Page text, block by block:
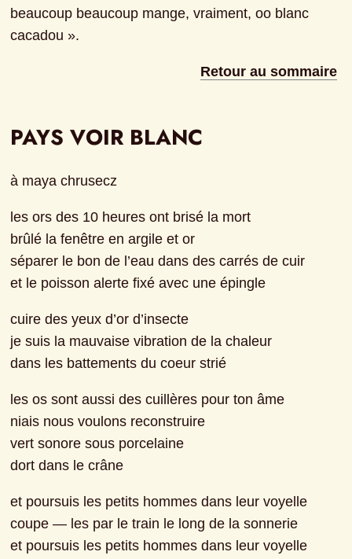
beaucoup beaucoup mange, vraiment, oo blanc
cacadou ».
Retour au sommaire
PAYS VOIR BLANC
à maya chrusecz
les ors des 10 heures ont brisé la mort
brûlé la fenêtre en argile et or
séparer le bon de l’eau dans des carrés de cuir
et le poisson alerte fixé avec une épingle
cuire des yeux d’or d’insecte
je suis la mauvaise vibration de la chaleur
dans les battements du coeur strié
les os sont aussi des cuillères pour ton âme
niais nous voulons reconstruire
vert sonore sous porcelaine
dort dans le crâne
et poursuis les petits hommes dans leur voyelle
coupe — les par le train le long de la sonnerie
et poursuis les petits hommes dans leur voyelle